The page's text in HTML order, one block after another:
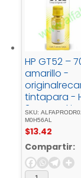
HP GT52 –
amarillo -
tintapara -
31X; -
58XX; -
500, - 51X, -
6001, - 615, -
73XX, - 76XX
SKU:
M0H56AL
$13.42
Compartir: